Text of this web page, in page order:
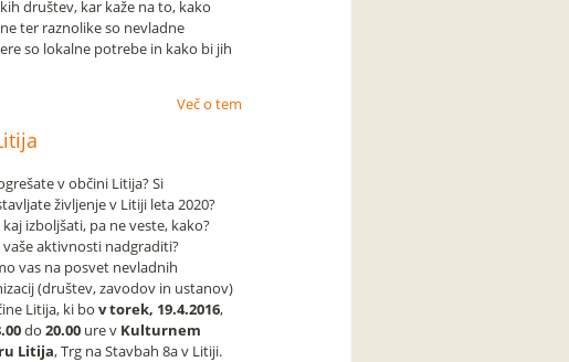
društev, kar kaže na to, kako
ter raznolike so nevladne
so lokalne potrebe in kako bi jih
Več o tem
v občini Litija? Si
življenje v Litiji leta 2020?
izboljšati, pa ne veste, kako?
vaše aktivnosti nadgraditi?
vas na posvet nevladnih
(društev, zavodov in ustanov)
Litija, ki bo v torek, 19.4.2016,
do 20.00 ure v Kulturnem
Litija, Trg na Stavbah 8a v Litiji.